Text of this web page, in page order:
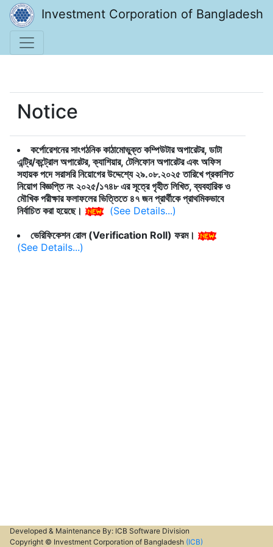
Investment Corporation of Bangladesh
Notice
কর্পোরেশনের সাংগঠনিক কাঠামোভুক্ত কম্পিউটার অপারেটর, ডাটা
এন্ট্রি/কন্ট্রোল অপারেটর, ক্যাশিয়ার, টেলিফোন অপারেটর এবং অফিস
সহায়ক পদে সরাসরি নিয়োগের উদ্দেশ্যে ২৯.০৮.২০২৫ তারিখে প্রকাশিত
নিয়োগ বিজ্ঞপ্তি নং ২০২৫/১৭৪৮ এর সূত্রে গৃহীত লিখিত, ব্যবহারিক ও
মৌখিক পরীক্ষার ফলাফলের ভিত্তিতে ৪৭ জন প্রার্থীকে প্রাথমিকভাবে
নির্বাচিত করা হয়েছে।
(See Details...)
ভেরিফিকেশন রোল (Verification Roll) ফরম।
(See Details...)
Developed & Maintenance By: ICB Software Division
Copyright © Investment Corporation of Bangladesh (ICB)